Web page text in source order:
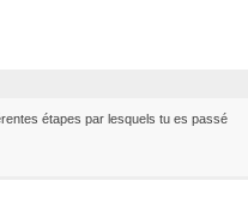
étapes par lesquels tu es passé